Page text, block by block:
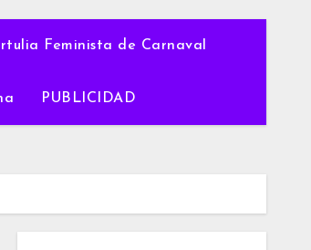
Feminista de Carnaval
PUBLICIDAD